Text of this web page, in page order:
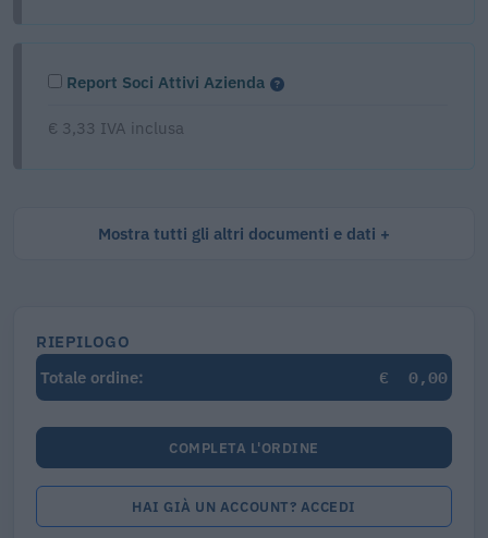
Report Soci Attivi Azienda
€ 3,33 IVA inclusa
Mostra tutti gli altri documenti e dati
RIEPILOGO
Totale ordine:
€ 0,00
COMPLETA L'ORDINE
HAI GIÀ UN ACCOUNT? ACCEDI